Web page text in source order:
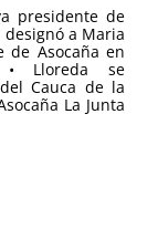
presidente de
a Maria
de Asocaña en
• Lloreda se
Cauca de la
La Junta